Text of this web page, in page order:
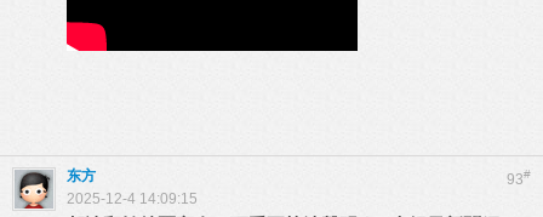
93#
东方
2025-12-4 14:09:15